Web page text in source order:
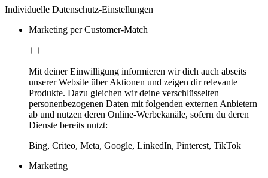
Individuelle Datenschutz-Einstellungen
Marketing per Customer-Match
Mit deiner Einwilligung informieren wir dich auch abseits
unserer Website über Aktionen und zeigen dir relevante
Produkte. Dazu gleichen wir deine verschlüsselten
personenbezogenen Daten mit folgenden externen Anbietern
ab und nutzen deren Online-Werbekanäle, sofern du deren
Dienste bereits nutzt:
Bing, Criteo, Meta, Google, LinkedIn, Pinterest, TikTok
Marketing